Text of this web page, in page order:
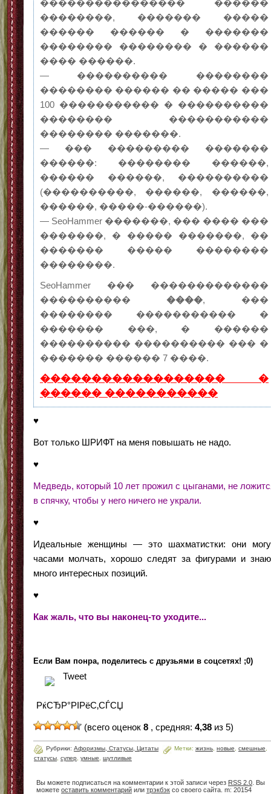
���������������� ������
��������, ������� �����
������ ������ � �������
�������� �������� � ������
���� ������.
— ���������� ��������
�������� ������ �� ����� ���
100 ����������� � ����������
�������� �����������
�������� �������.
— ��� ��������� �������
������: �������� ������,
������ ������, ����������
(����������, ������, ������,
������, �����-������).
— SeoHammer �������, ��� ���� ���
�������, � ����� �������, ��
������� ����� ��������
��������.
SeoHammer ��� �������������
��������������, ���
�������� ����������� �
������� ���, � ������
���������� ���������� ��� �
������� ������ 7 ����.
������������������ �
������ �����������
♥
Вот только ШРИФТ на меня повышать не надо.
♥
Медведь, который 10 лет прожил с цыганами, не
в спячку, чтобы у него ничего не украли.
♥
Идеальные женщины — это шахматистки: они
часами молчать, хорошо следят за фигурами и
много интересных позиций.
♥
Как жаль, что вы наконец-то уходите...
Если Вам понра, поделитесь с друзьями в соцсетях! ;0)
Tweet
РќСЂР°РІРёС‚СЃСЏ
(всего оценок 8 , средняя: 4,38 из 5)
Рубрики: Афоризмы, Статусы, Цитаты Метки: жизнь новые смешные
статусы супер умные шутливые
Вы можете подписаться на комментарии к этой записи через RSS 2.0 . Вы
можете оставить комментарий или трэкбэк со своего сайта. m: 20154